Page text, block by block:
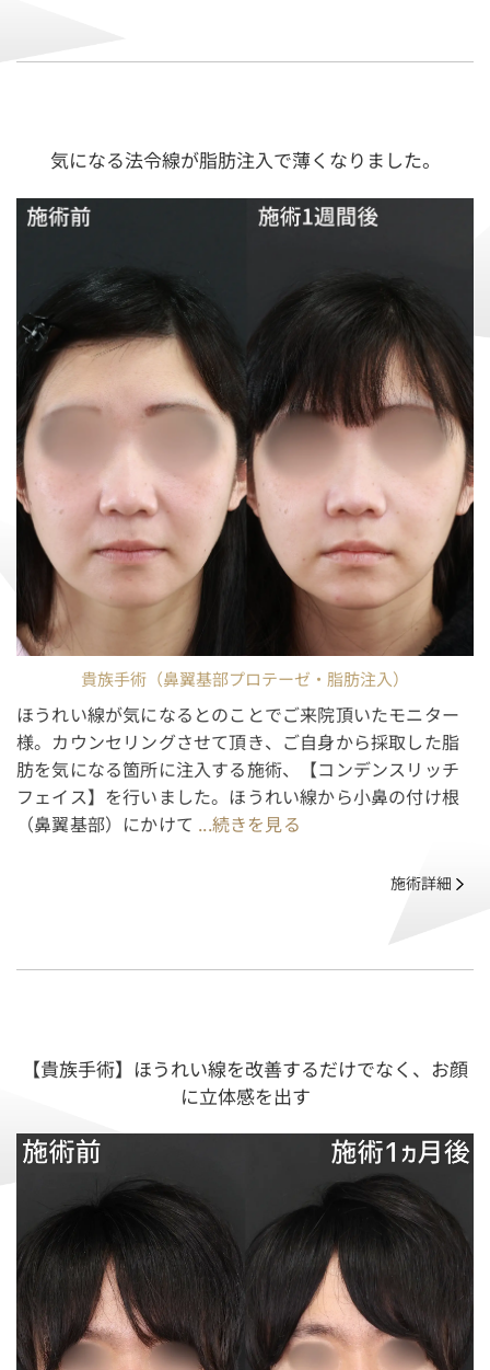
気になる法令線が脂肪注入で薄くなりました。
貴族手術（鼻翼基部プロテーゼ・脂肪注入）
ほうれい線が気になるとのことでご来院頂いたモニター
様。カウンセリングさせて頂き、ご自身から採取した脂
肪を気になる箇所に注入する施術、【コンデンスリッチ
フェイス】を行いました。ほうれい線から小鼻の付け根
（鼻翼基部）にかけて ...続きを見る
施術詳細
【貴族手術】ほうれい線を改善するだけでなく、お顔
に立体感を出す